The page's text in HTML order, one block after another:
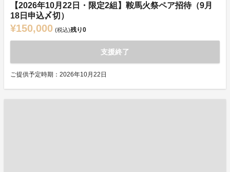
【2026年10月22日・限定2組】鞍馬火祭ペア招待（9月
18日申込〆切）
¥150,000 (税込)残り0
支援終了
ご提供予定時期：2026年10月22日